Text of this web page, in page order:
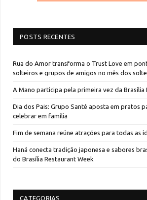
POSTS RECENTES
Rua do Amor transforma o Trust Love em
solteiros e grupos de amigos no mês dos
A Mano participa pela primeira vez da Brasília
Dia dos Pais: Grupo Santé aposta em pratos
celebrar em família
Fim de semana reúne atrações para todas as
Haná conecta tradição japonesa e sabores
do Brasília Restaurant Week
CATEGORIAS